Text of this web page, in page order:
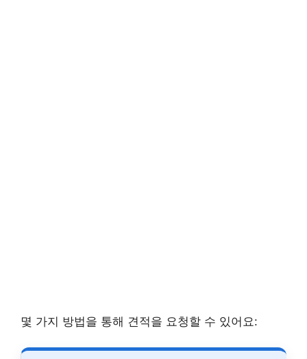
몇 가지 방법을 통해 견적을 요청할 수 있어요: